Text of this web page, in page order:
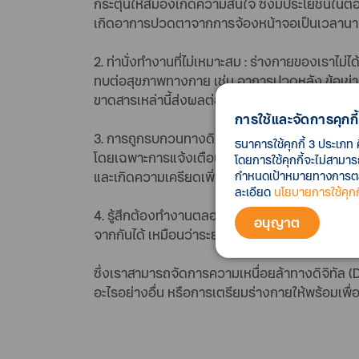
เกิดอาการปวดตาจากการจ้องหน้าจอเป็นเวลา
2. ท่านั่งทำงานที่ไม่เหมาะสม : ร่างกายของเรา
ทบต่อสุขภาพทางกาย เช่น อาการปวดหลัง ข้อเข่
ขาดสารเหล่านี้ส่งผลต่อระดับความวิตกกังวลแล
3. การถูกรบกวนทางดิจิทัล : จากสถิติโดย
โดยเฉพาะการแจ้งเตือนจากข้อความ อีเมล หรื
และเกิดความเครียดเพิ่มขึ้นโดยที่ไม่รู้ตัว
4. รู้สึกต้องทำงานตลอดเวลา : หรือที่เรียกว่า
จากกันได้ เหมือนว่าระยะเวลาทำงานเพิ่มขึ้นกว่
ซึ่งเราสามารถจัดการความเหนื่อยล้าทางดิจิทัล
อะไรอย่างอื่น หรือการเตรียมร่างกายให้พร้อมเ
การใช้และจัดการคุกกี้
ธนาคารใช้คุกกี้ 3 ประเภ
โดยการใช้คุกกี้จะไม่สาม
กำหนดเป้าหมายทางการ
ละเอียด นโยบายการใช้คุ
อนุญาต